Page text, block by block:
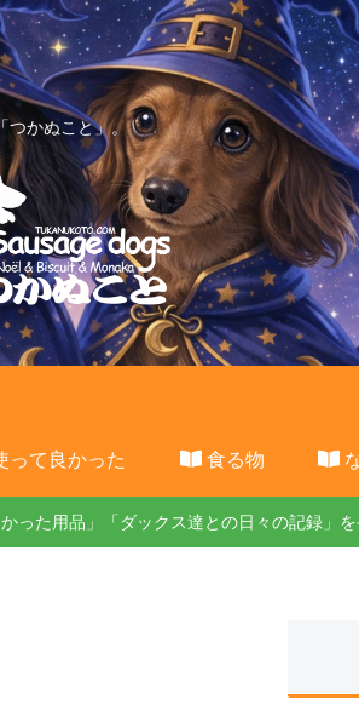
つかぬこと」。
って良かった 食る物
た用品」「ダックス達との日々の記録」を